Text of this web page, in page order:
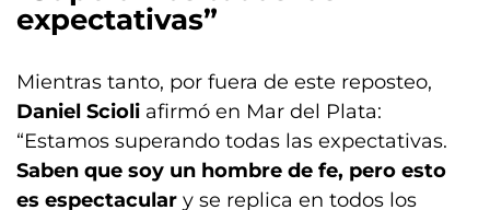
expectativas”
Mientras tanto, por fuera de este reposteo,
Daniel Scioli afirmó en Mar del Plata:
“Estamos superando todas las expectativas.
Saben que soy un hombre de fe, pero esto
es espectacular y se replica en todos los